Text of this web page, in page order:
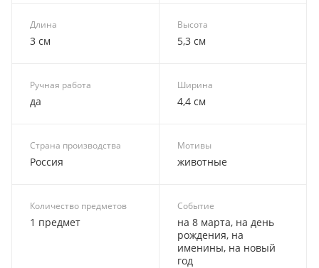
Длина
3 см
Высота
5,3 см
Ручная работа
да
Ширина
4,4 см
Страна производства
Россия
Мотивы
животные
Количество предметов
1 предмет
Событие
на 8 марта, на день
рождения, на
именины, на новый
год